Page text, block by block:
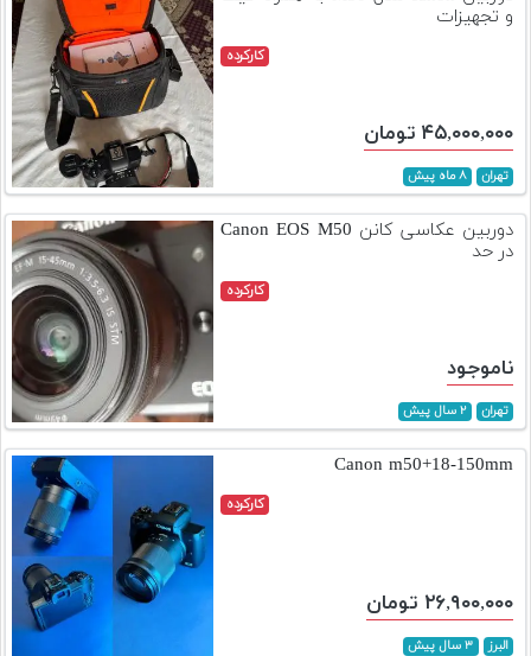
و تجهیزات
کارکرده
۴۵,۰۰۰,۰۰۰ تومان
تهران ۸ ماه پیش
دوربین عکاسی کانن Canon EOS M50
در حد
کارکرده
ناموجود
تهران ۲ سال پیش
Canon m50+18-150mm
کارکرده
۲۶,۹۰۰,۰۰۰ تومان
البرز ۳ سال پیش